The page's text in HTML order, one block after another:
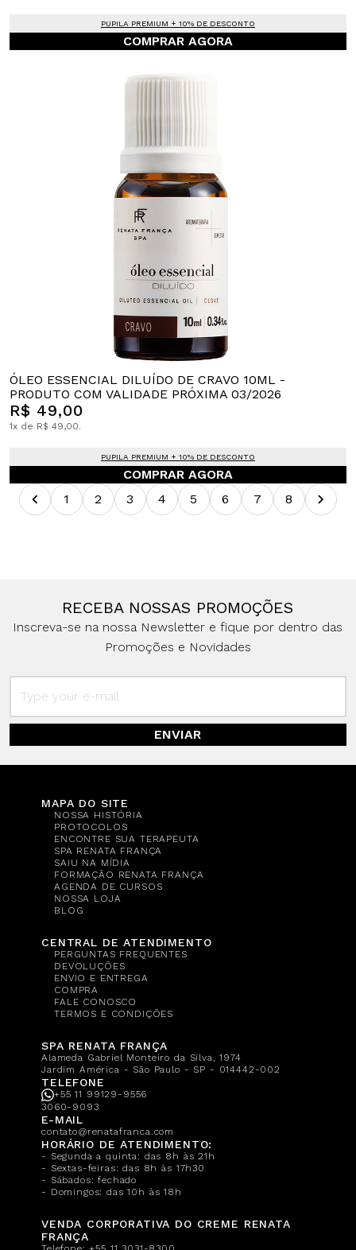
PUPILA PREMIUM + 10% DE DESCONTO
COMPRAR AGORA
ÓLEO ESSENCIAL DILUÍDO DE CRAVO 10ML -
PRODUTO COM VALIDADE PRÓXIMA 03/2026
R$ 49,00
1x de R$ 49,00.
PUPILA PREMIUM + 10% DE DESCONTO
COMPRAR AGORA
1
2 3 4 5 6 7 8
RECEBA NOSSAS PROMOÇÕES
Inscreva-se na nossa Newsletter e fique por dentro das
Promoções e Novidades
ENVIAR
MAPA DO SITE
NOSSA HISTÓRIA
PROTOCOLOS
ENCONTRE SUA TERAPEUTA
SPA RENATA FRANÇA
SAIU NA MÍDIA
FORMAÇÃO RENATA FRANÇA
AGENDA DE CURSOS
NOSSA LOJA
BLOG
CENTRAL DE ATENDIMENTO
PERGUNTAS FREQUENTES
DEVOLUÇÕES
ENVIO E ENTREGA
COMPRA
FALE CONOSCO
TERMOS E CONDIÇÕES
SPA RENATA FRANÇA
Alameda Gabriel Monteiro da Silva, 1974
Jardim América - São Paulo - SP - 014442-002
TELEFONE
+55 11 99129-9556
3060-9093
E-MAIL
contato@renatafranca.com
HORÁRIO DE ATENDIMENTO:
- Segunda a quinta: das 8h às 21h
- Sextas-feiras: das 8h às 17h30
- Sábados: fechado
- Domingos: das 10h às 18h
VENDA CORPORATIVA DO CREME RENATA
FRANÇA